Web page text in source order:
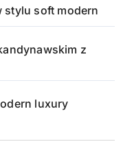
stylu soft modern
z
luxury